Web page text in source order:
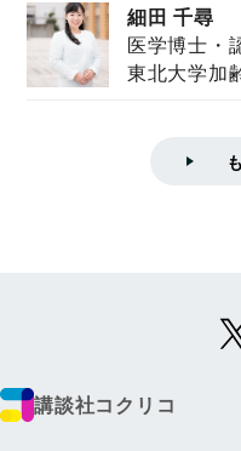
細田 千尋
医学博士・
東北大学加
講談社コクリコ